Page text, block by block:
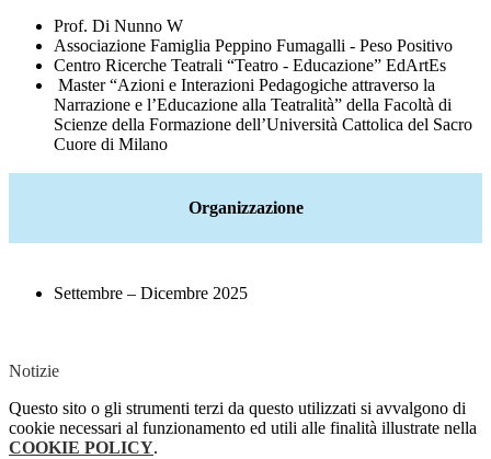
Prof. Di Nunno W
Associazione Famiglia Peppino Fumagalli - Peso Positivo
Centro Ricerche Teatrali “Teatro - Educazione” EdArtEs
Master “Azioni e Interazioni Pedagogiche attraverso la
Narrazione e l’Educazione alla Teatralità” della Facoltà di
Scienze della Formazione dell’Università Cattolica del Sacro
Cuore di Milano
Organizzazione
Settembre – Dicembre 2025
Notizie
Questo sito o gli strumenti terzi da questo utilizzati si avvalgono di
cookie necessari al funzionamento ed utili alle finalità illustrate nella
COOKIE POLICY.